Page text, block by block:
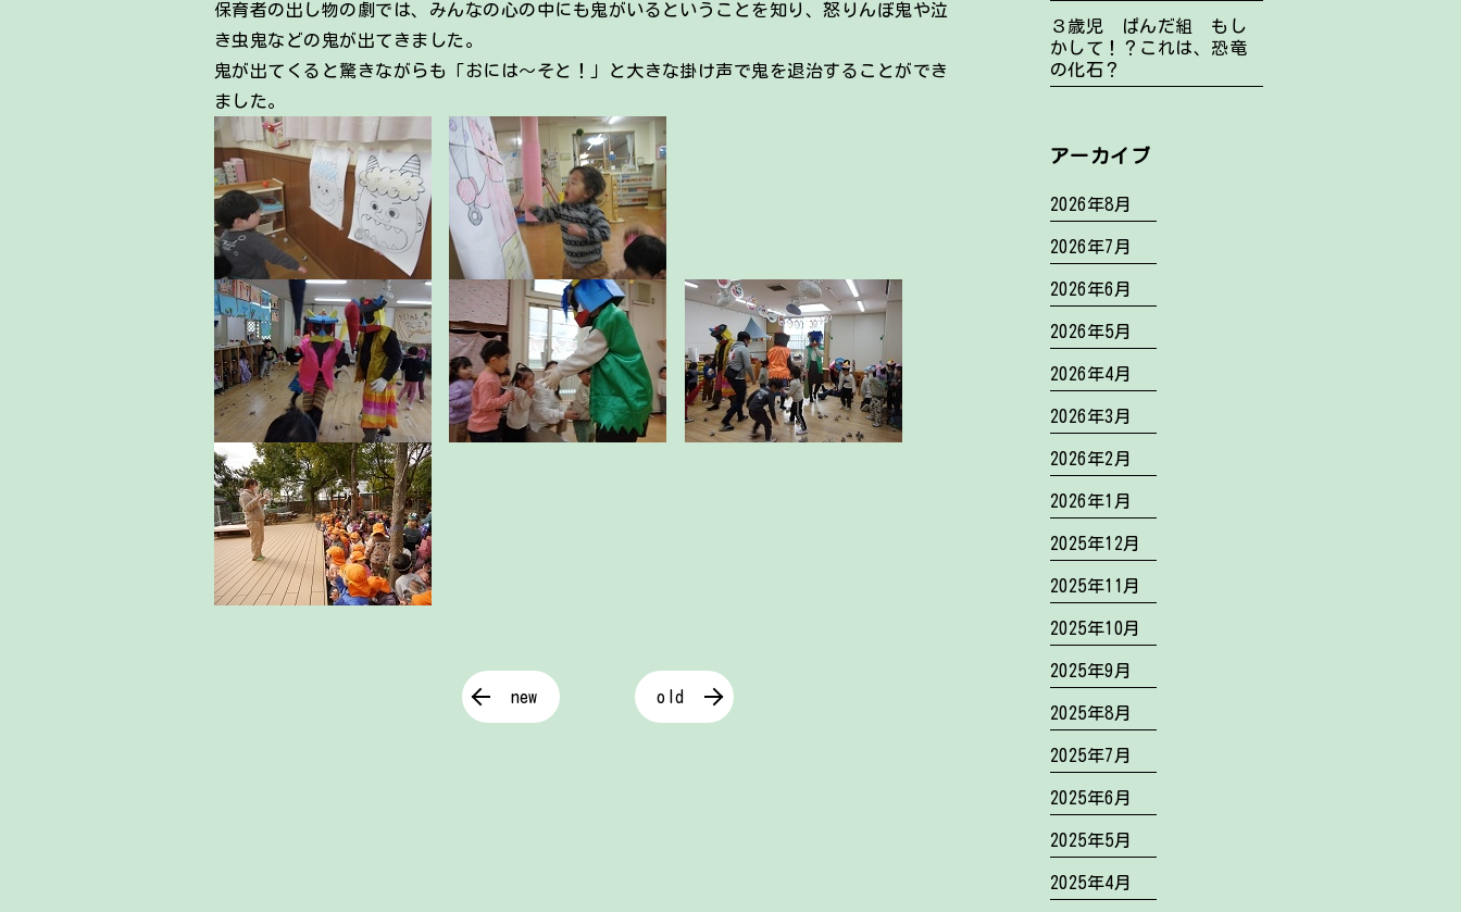
保育者の出し物の劇では、みんなの心の中にも鬼がいるということを知り、怒りんぼ鬼や泣
き虫鬼などの鬼が出てきました。
鬼が出てくると驚きながらも「おには～そと！」と大きな掛け声で鬼を退治することができ
ました。
new old
３歳児 ぱんだ組 もし
かして！？これは、恐竜
の化石？
アーカイブ
2026年8月
2026年7月
2026年6月
2026年5月
2026年4月
2026年3月
2026年2月
2026年1月
2025年12月
2025年11月
2025年10月
2025年9月
2025年8月
2025年7月
2025年6月
2025年5月
2025年4月